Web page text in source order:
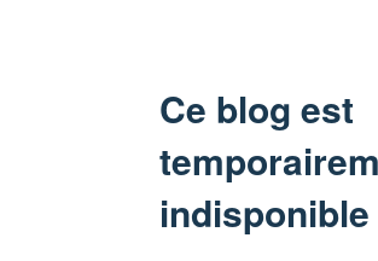
Ce blog est
indisponible